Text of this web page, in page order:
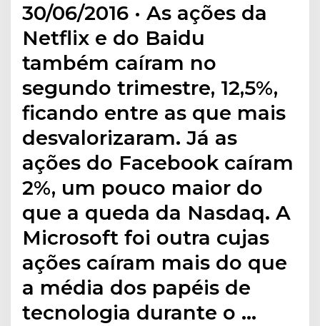
30/06/2016 · As ações da
Netflix e do Baidu
também caíram no
segundo trimestre, 12,5%,
ficando entre as que mais
desvalorizaram. Já as
ações do Facebook caíram
2%, um pouco maior do
que a queda da Nasdaq. A
Microsoft foi outra cujas
ações caíram mais do que
a média dos papéis de
tecnologia durante o …